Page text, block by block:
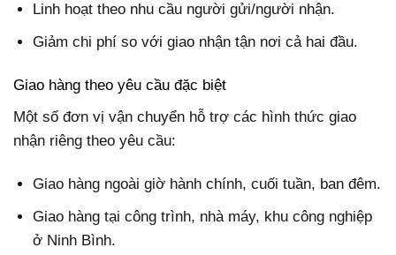
Linh hoạt theo nhu cầu người gửi/người nhận.
Giảm chi phí so với giao nhận tận nơi cả hai đầu.
Giao hàng theo yêu cầu đặc biệt
Một số đơn vị vận chuyển hỗ trợ các hình thức giao
nhận riêng theo yêu cầu:
Giao hàng ngoài giờ hành chính, cuối tuần, ban đêm.
Giao hàng tại công trình, nhà máy, khu công nghiệp
ở Ninh Bình.